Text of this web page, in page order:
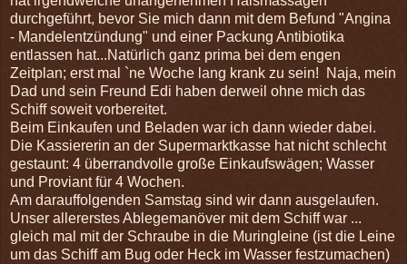
durchgeführt, bevor Sie mich dann mit dem Befund "Angina
- Mandelentzündung" und einer Packung Antibiotika
entlassen hat...Natürlich ganz prima bei dem engen
Zeitplan; erst mal `ne Woche lang krank zu sein! Naja, mein
Dad und sein Freund Edi haben derweil ohne mich das
Schiff soweit vorbereitet.
Beim Einkaufen und Beladen war ich dann wieder dabei.
Die Kassiererin an der Supermarktkasse hat nicht schlecht
gestaunt: 4 überrandvolle große Einkaufswägen; Wasser
und Proviant für 4 Wochen.
Am darauffolgenden Samstag sind wir dann ausgelaufen.
Unser allererstes Ablegemanöver mit dem Schiff war ...
gleich mal mit der Schraube in die Muringleine (ist die Leine
um das Schiff am Bug oder Heck im Wasser festzumachen)